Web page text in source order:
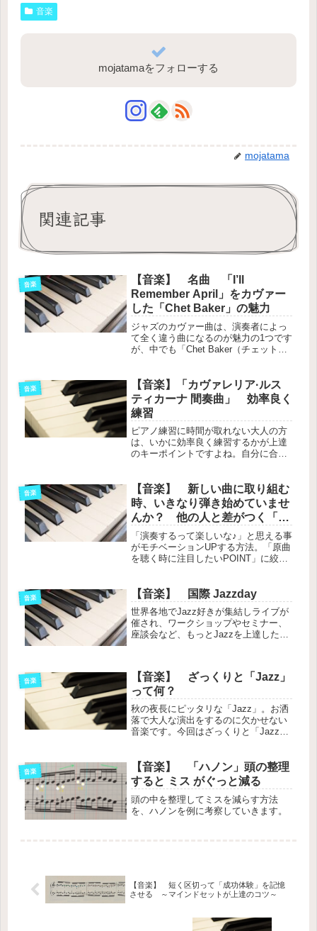
音楽
mojatamaをフォローする
mojatama
関連記事
音楽
【音楽】 名曲 「I’ll
Remember April」をカヴァー
した「Chet Baker」の魅力
ジャズのカヴァー曲は、演奏者によっ
て全く違う曲になるのが魅力の1つです
が、中でも「Chet Baker（チェット・
ップテンポで、聴きながら作業すると
仕事がはかどる、はかどる♪Chet Baker
は、ヴォーカリストでもありますが、
このカヴァー曲ではトランぺッターと
して演奏しています。
音楽
【音楽】「カヴァレリア·ルス
ティカーナ 間奏曲」 効率良く
練習
ピアノ練習に時間が取れない大人の方
は、いかに効率良く練習するかが上達
のキーポイントですよね。自分に合っ
音楽
【音楽】 新しい曲に取り組む
時、いきなり弾き始めていませ
んか？ 他の人と差がつく「下
準備」とは？ Vol.１
「演奏するって楽しいな♪」と思える事
がモチベーションUPする方法。「原曲
を聴く時に注目したいPOINT」に絞っ
音楽 【音楽】 国際 Jazzday
世界各地でJazz好きが集結しライブが
催され、ワークショップやセミナー、
座談会など、もっとJazzを上達したい
音楽
【音楽】 ざっくりと「Jazz」
って何？
秋の夜長にピッタリな「Jazz」。お洒
落で大人な演出をするのに欠かせない
音楽です。今回はざっくりと「Jazz」
音楽
【音楽】 「ハノン」頭の整理
すると ミス がぐっと減る
頭の中を整理してミスを減らす方法
を、ハノンを例に考察していきます。
【音楽】 短く区切って「成功体験」を記憶
させる ～マインドセットが上達のコツ～